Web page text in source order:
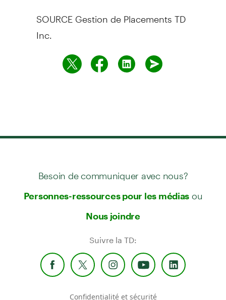
SOURCE Gestion de Placements TD
Inc.
Besoin de communiquer avec nous?
Personnes-ressources pour les médias ou
Nous joindre
Suivre la TD:
Confidentialité et sécurité